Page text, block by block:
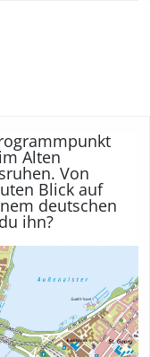
Alten
Von
Blick auf
deutschen
ihn?